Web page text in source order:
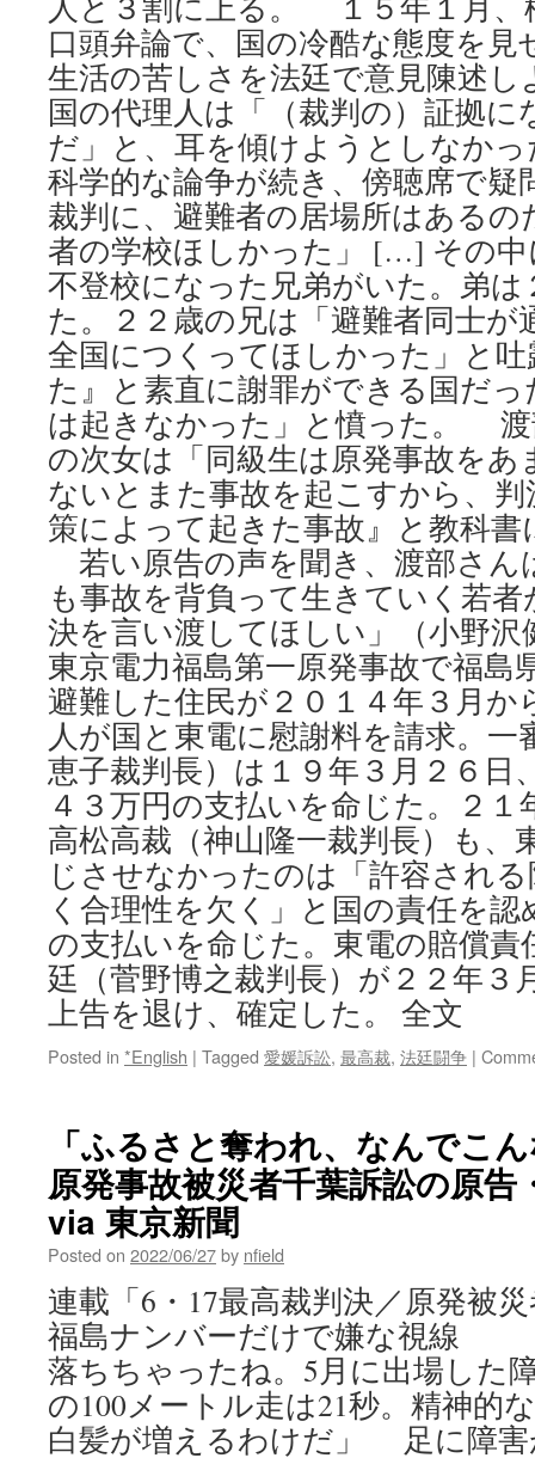
口頭弁論で、国の冷酷な態度を
生活の苦しさを法廷で意見陳述
国の代理人は「（裁判の）証拠
だ」と、耳を傾けようとしなか
科学的な論争が続き、傍聴席で疑
裁判に、避難者の居場所はある
者の学校ほしかった」 […] その
不登校になった兄弟がいた。弟は
た。２２歳の兄は「避難者同士が
全国につくってほしかった」と
た』と素直に謝罪ができる国だ
は起きなかった」と憤った。 渡
の次女は「同級生は原発事故を
ないとまた事故を起こすから、
策によって起きた事故』と教科
若い原告の声を聞き、渡部さん
も事故を背負って生きていく若
決を言い渡してほしい」（小
東京電力福島第一原発事故で福島
避難した住民が２０１４年３月か
人が国と東電に慰謝料を請求。一
恵子裁判長）は１９年３月２６日
４３万円の支払いを命じた。２１
高松高裁（神山隆一裁判長）も、
じさせなかったのは「許容され
く合理性を欠く」と国の責任を
の支払いを命じた。東電の賠償責
廷（菅野博之裁判長）が２２年３
上告を退け、確定した。 全文
Posted in *English | Tagged 愛媛訴訟, 最高裁, 法廷闘争 |
「ふるさと奪われ、なんで
原発事故被災者千葉訴訟の原
via 東京新聞
Posted on 2022/06/27by nfield
連載「6・17最高裁判決／原発被
福島ナンバーだけで嫌な視線
落ちちゃったね。5月に出場した
の100メートル走は21秒。精神的
白髪が増えるわけだ」 足に障害